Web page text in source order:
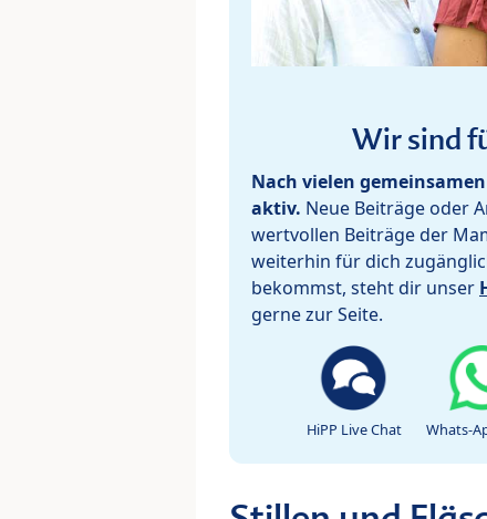
Wir sind
Nach vielen
aktiv. Neue Beiträge oder
wertvollen Beiträge der
weiterhin für dich
bekommst, steht dir unser
gerne zur Seite.
HiPP Live Chat Whats-